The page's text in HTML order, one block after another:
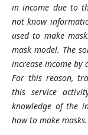
in income due to
not know
used to make
mask model. The
increase income by
For this reason,
this service
knowledge of the
how to make masks.